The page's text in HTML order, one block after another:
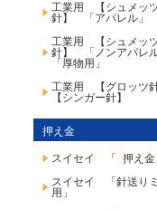
工業用 【シュメッ
針】 「アパレル」
工業用 【シュメッ
針】 「ノンアパレ
「厚物用」
工業用 【グロッツ
【シンガー針】
押え金
スイセイ 「 押え金
スイセイ 「針送り
用」